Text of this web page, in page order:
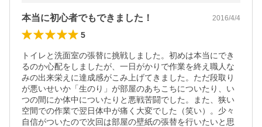
本当に初心者でもできました！ 2016/4/4
5
トイレと洗面室の張替に挑戦しました。初めは本当にでき
るのか心配をしましたが、一日がかりで作業を終え職人な
みの出来栄えに達成感がこみ上げてきました。ただ段取り
が悪いせいか「生のり」が部屋のあちこちについたり、い
つの間にか体中についたりと悪戦苦闘でした。また、狭い
空間での作業で翌日体中が痛く大変でした（笑い）。少々
自信がついたので次回は部屋の壁紙の張替を行いたいと思